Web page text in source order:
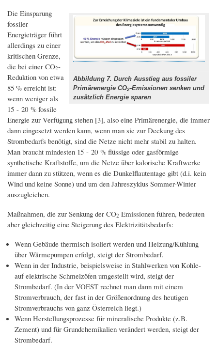
Abbildung 7. Durch Ausstieg aus fossiler
Primärenergie CO2-Emissionen senken und
zusätzlich Energie sparen
Die Einsparung
fossiler
Energieträger führt
allerdings zu einer
kritischen Grenze,
die bei einer CO2-
Reduktion von etwa
85 % erreicht ist:
wenn weniger als
15 - 20 % fossile
Energie zur Verfügung stehen [3], also eine Primärenergie, die immer
dann eingesetzt werden kann, wenn man sie zur Deckung des
Strombedarfs benötigt, sind die Netze nicht mehr stabil zu halten.
Man braucht mindesten 15 - 20 % flüssige oder gasförmige
synthetische Kraftstoffe, um die Netze über kalorische Kraftwerke
immer dann zu stützen, wenn es die Dunkelflautentage gibt (d.i. kein
Wind und keine Sonne) und um den Jahreszyklus Sommer-Winter
auszugleichen.
Maßnahmen, die zur Senkung der CO2 Emissionen führen, bedeuten
aber gleichzeitig eine Steigerung des Elektrizitätsbedarfs:
Wenn Gebäude thermisch isoliert werden und Heizung/Kühlung
über Wärmepumpen erfolgt, steigt der Strombedarf.
Wenn in der Industrie, beispielsweise in Stahlwerken von Kohle-
auf elektrische Schmelzöfen umgestellt wird, steigt der
Strombedarf. (In der VOEST rechnet man dann mit einem
Stromverbrauch, der fast in der Größenordnung des heutigen
Stromverbrauchs von ganz Österreich liegt.)
Wenn Herstellungsprozesse für mineralische Produkte (z.B.
Zement) und für Grundchemikalien verändert werden, steigt der
Strombedarf.